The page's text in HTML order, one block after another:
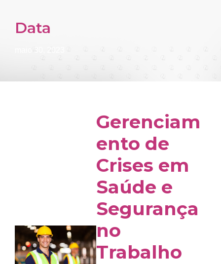
Data
maio 30, 2023
Gerenciam
ento de
Crises em
Saúde e
Segurança
no
Trabalho